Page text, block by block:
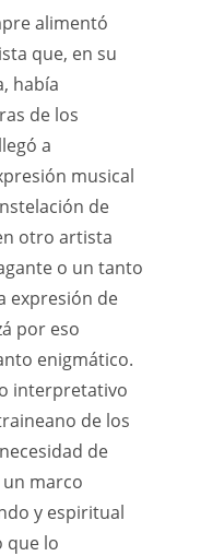
alimentó
que, en su
había
de los
a
musical
de
otro artista
o un tanto
expresión de
por eso
enigmático.
interpretativo
de los
de
marco
y espiritual
que lo